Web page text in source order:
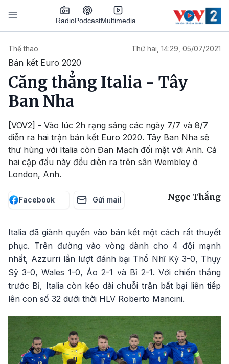
Nhảy đến nội dung
RadioPodcastMultimedia
Thể thao Thứ hai, 14:29, 05/07/2021
Bán kết Euro 2020
Căng thẳng Italia - Tây
Ban Nha
[VOV2] - Vào lúc 2h rạng sáng các ngày 7/7 và 8/7
diễn ra hai trận bán kết Euro 2020. Tây Ban Nha sẽ
thư hùng với Italia còn Đan Mạch đối mặt với Anh. Cả
hai cặp đấu này đều diễn ra trên sân Wembley ở
London, Anh.
Facebook Gửi mail Ngọc Thắng
Italia đã giành quyền vào bán kết một cách rất thuyết
phục. Trên đường vào vòng dành cho 4 đội mạnh
nhất, Azzurri lần lượt đánh bại Thổ Nhĩ Kỳ 3-0, Thụy
Sỹ 3-0, Wales 1-0, Áo 2-1 và Bỉ 2-1. Với chiến thắng
trước Bỉ, Italia còn kéo dài chuỗi trận bất bại liên tiếp
lên con số 32 dưới thời HLV Roberto Mancini.